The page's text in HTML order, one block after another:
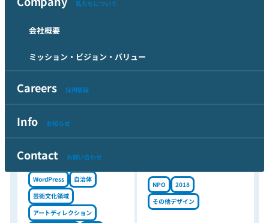
私たちについて
会社概要
ミッション・ビジョン・バリュー
Careers 採用情報
Info お知らせ
Contact お問い合わせ
PCサイト構築
スマホサイト構築
Dance Dance Dance @
YOKOHAMA 2018 メイ
行委員会 様
WordPress
自治体
芸術文化領域
アートディレクション
NPO
2018
その他デザイン